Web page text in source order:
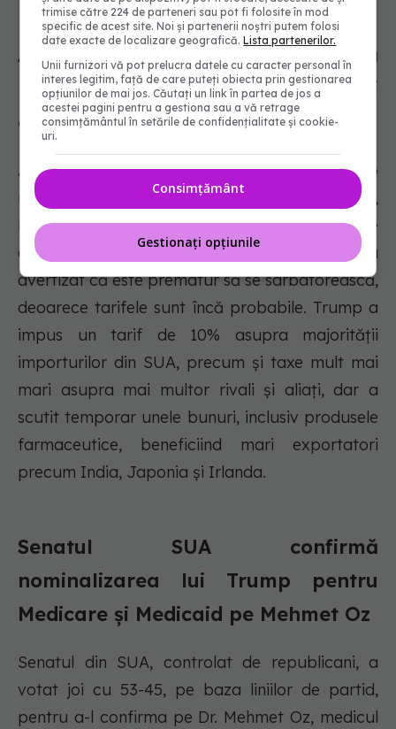
Acțiunile farmaceutice rezistă
prăbușirii pieței datorită excepției
de tarif, dar incertitudinea continuă
Acțiunile companiilor farmaceutice au primit o
mică pauză joi, după ce președintele SUA,
Donald Trump, a scutit produsele farmaceutice
de tarifele reciproce, dar executivii și analiștii au
avertizat că este prematur să se sarbatorească,
deoarece tarifele sunt încă probabile. Trump a
impus un tarif de 10% asupra majorității
importurilor din SUA, precum și taxe mult mai
mari asupra mai multor rivali și aliați, dar a
scutit temporar unele bunuri, inclusiv produsele
farmaceutice, beneficiind mari exportatori
precum India, Japonia și Irlanda.
Senatul SUA confirmă
nominalizarea lui Trump pentru
Medicare și Medicaid pe Mehmet Oz
Senatul din SUA, controlat de republicani, a
votat joi cu 53-45, pe baza liniilor de partid,
pentru a-l confirma pe Dr. Mehmet Oz, medicul
trimise către 224 de parteneri sau pot fi folosite în mod
specific de acest site. Noi și partenerii noștri putem folosi
date exacte de localizare geografică.Lista partenerilor.
Unii furnizori vă pot prelucra datele cu caracter personal în
interes legitim, față de care puteți obiecta prin gestionarea
opțiunilor de mai jos. Căutați un link în partea de jos a
acestei pagini pentru a gestiona sau a vă retrage
consimțământul în setările de confidențialitate și cookie-
uri.
Consimțământ
Gestionați opțiunile